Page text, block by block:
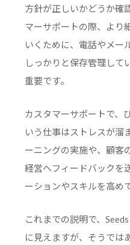
方針が正しいかどうか確
マーサポートの際、より
いくために、電話やメー
しっかりと保存管理して
重要です。
カスタマーサポートで、
いう仕事はストレスが溜
ーニングの実施や、顧客
経営へフィードバックを
ーションやスキルを高め
これまでの説明で、
に見えますが、そうでは